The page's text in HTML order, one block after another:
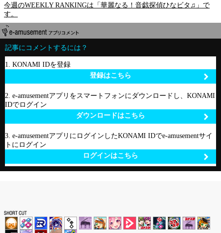
今週のWEEKLY RANKINGは「華麗なる！音戯探偵ひなビタ♫」で
す。
記事にコメントするには？
1. KONAMI IDを登録
登録はこちら
2. e-amusementアプリをスマートフォンにダウンロードし、KONAMI
IDでログイン
ダウンロードはこちら
3. e-amusementアプリにログインしたKONAMI IDでe-amusementサイ
トにログイン
ログインはこちら